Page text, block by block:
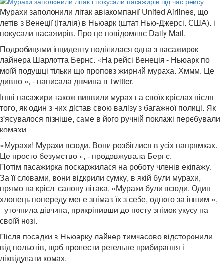
Мурахи заполонили літак авіакомпанії United Airlines, що
летів з Венеції (Італія) в Ньюарк (штат Нью-Джерсі, США), і
покусали пасажирів. Про це повідомляє Daily Mail.
Подробицями інциденту поділилася одна з пасажирок
лайнера Шарлотта Бернс. «На рейсі Венеція - Ньюарк по
моїй подушці тільки що проповз жирний мураха. Хммм. Це
дивно », - написала дівчина в Twitter.
Інші пасажири також виявили мурах на своїх кріслах після
того, як один з них дістав свою валізу з багажної полиці. Як
з'ясувалося пізніше, саме в його ручній поклажі перебували
комахи.
«Мурахи! Мурахи всюди. Вони розбіглися в усіх напрямках.
Це просто безумство », - продовжувала Бернс.
Потім пасажирка поскаржилася на роботу членів екіпажу.
За її словами, вони відкрили сумку, в якій були мурахи,
прямо на кріслі салону літака. «Мурахи були всюди. Один
хлопець попереду мене знімав їх з себе, одного за іншим »,
- уточнила дівчина, прикріпивши до посту знімок укусу на
своїй нозі.
Після посадки в Ньюарку лайнер тимчасово відсторонили
від польотів, щоб провести ретельне прибирання і
ліквідувати комах.